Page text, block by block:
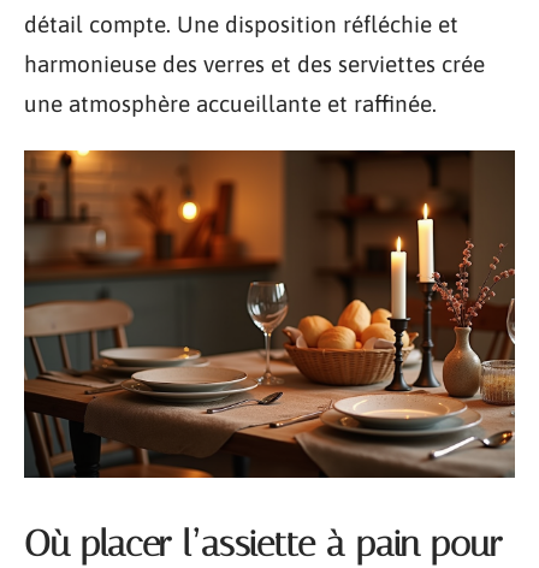
détail compte. Une disposition réfléchie et
harmonieuse des verres et des serviettes crée
une atmosphère accueillante et raffinée.
Où placer l’assiette à pain pour